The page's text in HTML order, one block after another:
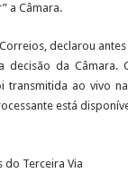
a Câmara.
declarou
da Câmara.
transmitida ao vivo
está
Terceira Via